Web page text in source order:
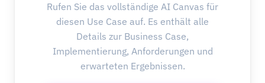
Rufen Sie das vollständige AI Canvas für
diesen Use Case auf. Es enthält alle
Details zur Business Case,
Implementierung, Anforderungen und
erwarteten Ergebnissen.